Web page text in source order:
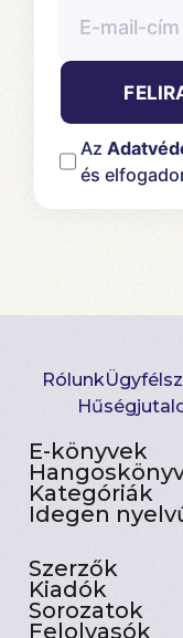
Az
és
Rólunk
E-könyvek
Kategóriák
Idegen
Szerzők
Kiadók
Sorozatok
Felolvasók